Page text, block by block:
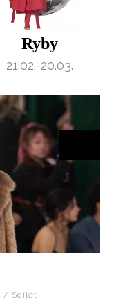
Ryby
21.02.-20.03.
/ Sdílet